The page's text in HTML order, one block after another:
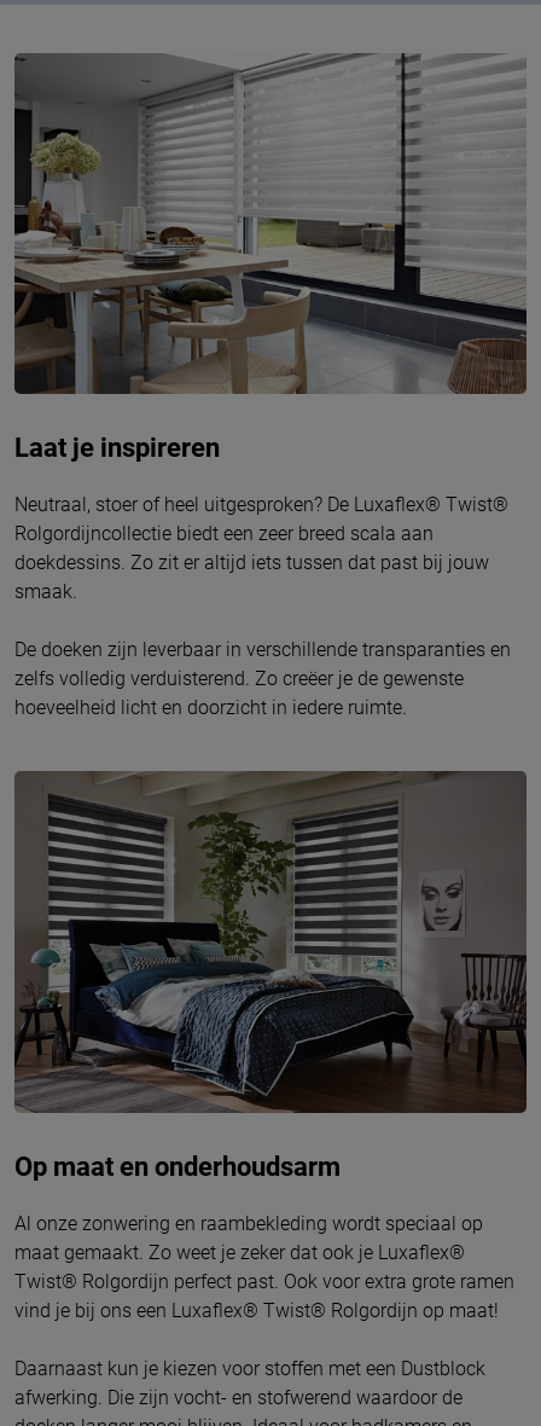
Laat je inspireren
Neutraal, stoer of heel uitgesproken? De Luxaflex® Twist®
Rolgordijncollectie biedt een zeer breed scala aan
doekdessins. Zo zit er altijd iets tussen dat past bij jouw
smaak.
De doeken zijn leverbaar in verschillende transparanties en
zelfs volledig verduisterend. Zo creëer je de gewenste
hoeveelheid licht en doorzicht in iedere ruimte.
Op maat en onderhoudsarm
Al onze zonwering en raambekleding wordt speciaal op
maat gemaakt. Zo weet je zeker dat ook je Luxaflex®
Twist® Rolgordijn perfect past. Ook voor extra grote ramen
vind je bij ons een Luxaflex® Twist® Rolgordijn op maat!
Daarnaast kun je kiezen voor stoffen met een Dustblock
afwerking. Die zijn vocht- en stofwerend waardoor de